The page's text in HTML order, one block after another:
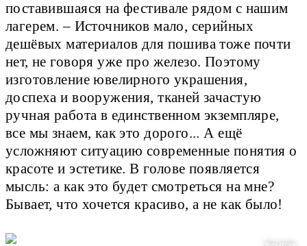
поставившаяся на фестивале рядом с нашим
лагерем. – Источников мало, серийных
дешёвых материалов для пошива тоже почти
нет, не говоря уже про железо. Поэтому
изготовление ювелирного украшения,
доспеха и вооружения, тканей зачастую
ручная работа в единственном экземпляре,
все мы знаем, как это дорого... А ещё
усложняют ситуацию современные понятия о
красоте и эстетике. В голове появляется
мысль: а как это будет смотреться на мне?
Бывает, что хочется красиво, а не как было!